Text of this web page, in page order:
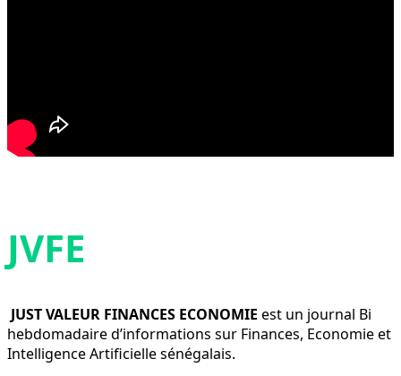
JVFE
JUST VALEUR FINANCES ECONOMIE est un journal Bi
hebdomadaire d’informations sur Finances, Economie et
Intelligence Artificielle sénégalais.